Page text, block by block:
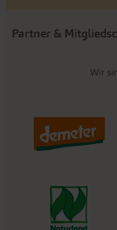
Partner &
Wir